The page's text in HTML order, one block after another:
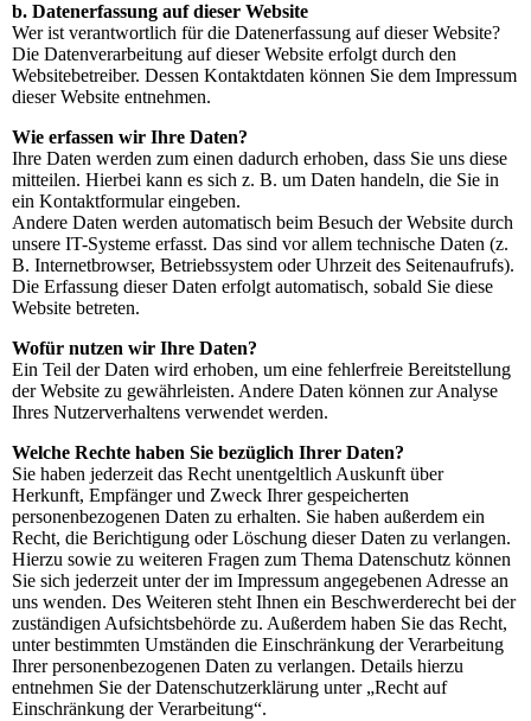
b. Datenerfassung auf dieser Website
Wer ist verantwortlich für die Datenerfassung auf dieser Website?
Die Datenverarbeitung auf dieser Website erfolgt durch den
Websitebetreiber. Dessen Kontaktdaten können Sie dem Impressum
dieser Website entnehmen.
Wie erfassen wir Ihre Daten?
Ihre Daten werden zum einen dadurch erhoben, dass Sie uns diese
mitteilen. Hierbei kann es sich z. B. um Daten handeln, die Sie in
ein Kontaktformular eingeben.
Andere Daten werden automatisch beim Besuch der Website durch
unsere IT-Systeme erfasst. Das sind vor allem technische Daten (z.
B. Internetbrowser, Betriebssystem oder Uhrzeit des Seitenaufrufs).
Die Erfassung dieser Daten erfolgt automatisch, sobald Sie diese
Website betreten.
Wofür nutzen wir Ihre Daten?
Ein Teil der Daten wird erhoben, um eine fehlerfreie Bereitstellung
der Website zu gewährleisten. Andere Daten können zur Analyse
Ihres Nutzerverhaltens verwendet werden.
Welche Rechte haben Sie bezüglich Ihrer Daten?
Sie haben jederzeit das Recht unentgeltlich Auskunft über
Herkunft, Empfänger und Zweck Ihrer gespeicherten
personenbezogenen Daten zu erhalten. Sie haben außerdem ein
Recht, die Berichtigung oder Löschung dieser Daten zu verlangen.
Hierzu sowie zu weiteren Fragen zum Thema Datenschutz können
Sie sich jederzeit unter der im Impressum angegebenen Adresse an
uns wenden. Des Weiteren steht Ihnen ein Beschwerderecht bei der
zuständigen Aufsichtsbehörde zu. Außerdem haben Sie das Recht,
unter bestimmten Umständen die Einschränkung der Verarbeitung
Ihrer personenbezogenen Daten zu verlangen. Details hierzu
entnehmen Sie der Datenschutzerklärung unter „Recht auf
Einschränkung der Verarbeitung“.